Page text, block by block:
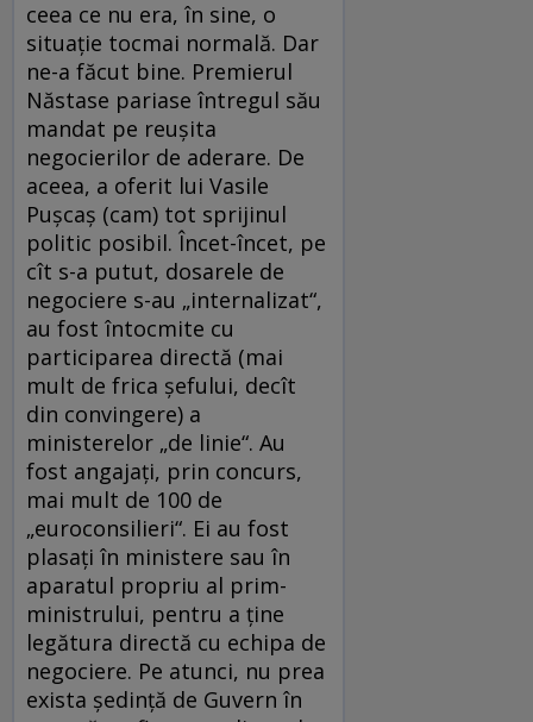
ceea ce nu era, în sine, o
situaţie tocmai normală. Dar
ne-a făcut bine. Premierul
Năstase pariase întregul său
mandat pe reuşita
negocierilor de aderare. De
aceea, a oferit lui Vasile
Puşcaş (cam) tot sprijinul
politic posibil. Încet-încet, pe
cît s-a putut, dosarele de
negociere s-au „internalizat“,
au fost întocmite cu
participarea directă (mai
mult de frica şefului, decît
din convingere) a
ministerelor „de linie“. Au
fost angajaţi, prin concurs,
mai mult de 100 de
„euroconsilieri“. Ei au fost
plasaţi în ministere sau în
aparatul propriu al prim-
ministrului, pentru a ţine
legătura directă cu echipa de
negociere. Pe atunci, nu prea
exista şedinţă de Guvern în